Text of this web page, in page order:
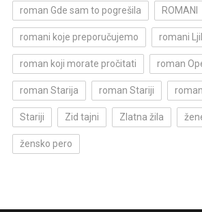
roman Gde sam to pogrešila ROMANI
romani koje preporučujemo romani
roman koji morate pročitati roman
roman Starija roman Stariji
Stariji Zid tajni Zlatna žila
žensko pero